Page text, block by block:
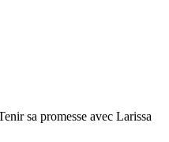
sa promesse avec Larissa